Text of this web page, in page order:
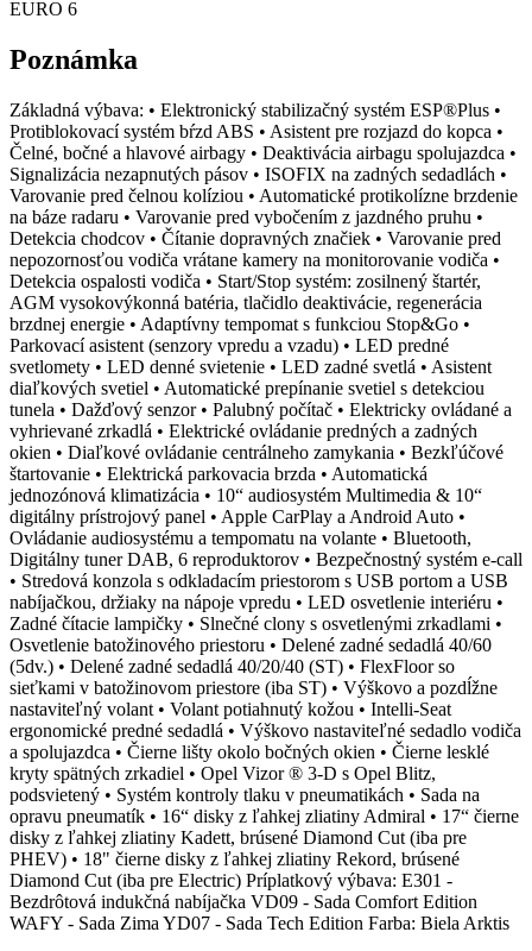
EURO 6
Poznámka
Základná výbava: • Elektronický stabilizačný systém ESP®Plus •
Protiblokovací systém bŕzd ABS • Asistent pre rozjazd do kopca •
Čelné, bočné a hlavové airbagy • Deaktivácia airbagu spolujazdca •
Signalizácia nezapnutých pásov • ISOFIX na zadných sedadlách •
Varovanie pred čelnou kolíziou • Automatické protikolízne brzdenie
na báze radaru • Varovanie pred vybočením z jazdného pruhu •
Detekcia chodcov • Čítanie dopravných značiek • Varovanie pred
nepozornosťou vodiča vrátane kamery na monitorovanie vodiča •
Detekcia ospalosti vodiča • Start/Stop systém: zosilnený štartér,
AGM vysokovýkonná batéria, tlačidlo deaktivácie, regenerácia
brzdnej energie • Adaptívny tempomat s funkciou Stop&Go •
Parkovací asistent (senzory vpredu a vzadu) • LED predné
svetlomety • LED denné svietenie • LED zadné svetlá • Asistent
diaľkových svetiel • Automatické prepínanie svetiel s detekciou
tunela • Dažďový senzor • Palubný počítač • Elektricky ovládané a
vyhrievané zrkadlá • Elektrické ovládanie predných a zadných
okien • Diaľkové ovládanie centrálneho zamykania • Bezkľúčové
štartovanie • Elektrická parkovacia brzda • Automatická
jednozónová klimatizácia • 10“ audiosystém Multimedia & 10“
digitálny prístrojový panel • Apple CarPlay a Android Auto •
Ovládanie audiosystému a tempomatu na volante • Bluetooth,
Digitálny tuner DAB, 6 reproduktorov • Bezpečnostný systém e-call
• Stredová konzola s odkladacím priestorom s USB portom a USB
nabíjačkou, držiaky na nápoje vpredu • LED osvetlenie interiéru •
Zadné čítacie lampičky • Slnečné clony s osvetlenými zrkadlami •
Osvetlenie batožinového priestoru • Delené zadné sedadlá 40/60
(5dv.) • Delené zadné sedadlá 40/20/40 (ST) • FlexFloor so
sieťkami v batožinovom priestore (iba ST) • Výškovo a pozdĺžne
nastaviteľný volant • Volant potiahnutý kožou • Intelli-Seat
ergonomické predné sedadlá • Výškovo nastaviteľné sedadlo vodiča
a spolujazdca • Čierne lišty okolo bočných okien • Čierne lesklé
kryty spätných zrkadiel • Opel Vizor ® 3-D s Opel Blitz,
podsvietený • Systém kontroly tlaku v pneumatikách • Sada na
opravu pneumatík • 16“ disky z ľahkej zliatiny Admiral • 17“ čierne
disky z ľahkej zliatiny Kadett, brúsené Diamond Cut (iba pre
PHEV) • 18" čierne disky z ľahkej zliatiny Rekord, brúsené
Diamond Cut (iba pre Electric) Príplatkový výbava: E301 -
Bezdrôtová indukčná nabíjačka VD09 - Sada Comfort Edition
WAFY - Sada Zima YD07 - Sada Tech Edition Farba: Biela Arktis